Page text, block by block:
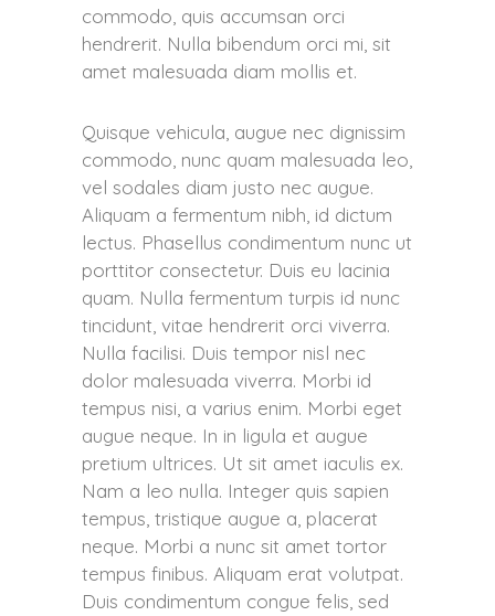
commodo, quis accumsan orci
hendrerit. Nulla bibendum orci mi, sit
amet malesuada diam mollis et.
Quisque vehicula, augue nec dignissim
commodo, nunc quam malesuada leo,
vel sodales diam justo nec augue.
Aliquam a fermentum nibh, id dictum
lectus. Phasellus condimentum nunc ut
porttitor consectetur. Duis eu lacinia
quam. Nulla fermentum turpis id nunc
tincidunt, vitae hendrerit orci viverra.
Nulla facilisi. Duis tempor nisl nec
dolor malesuada viverra. Morbi id
tempus nisi, a varius enim. Morbi eget
augue neque. In in ligula et augue
pretium ultrices. Ut sit amet iaculis ex.
Nam a leo nulla. Integer quis sapien
tempus, tristique augue a, placerat
neque. Morbi a nunc sit amet tortor
tempus finibus. Aliquam erat volutpat.
Duis condimentum congue felis, sed